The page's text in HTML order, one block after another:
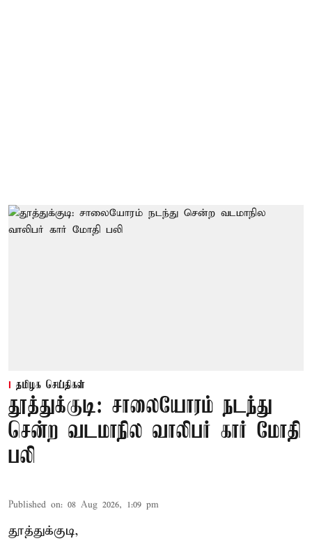
தமிழக செய்திகள்
தூத்துக்குடி: சாலையோரம் நடந்து
சென்ற வடமாநில வாலிபர் கார் மோதி
பலி
Published on: 08 Aug 2026, 1:09 pm
தூத்துக்குடி,